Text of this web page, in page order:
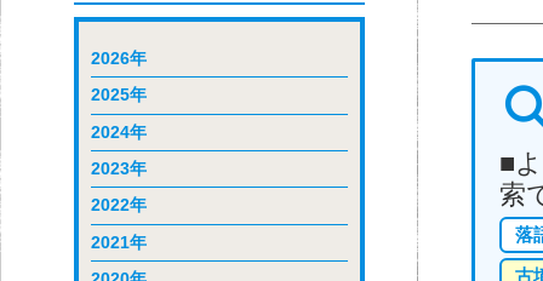
■
索
落
古
2026年
2025年
2024年
2023年
2022年
2021年